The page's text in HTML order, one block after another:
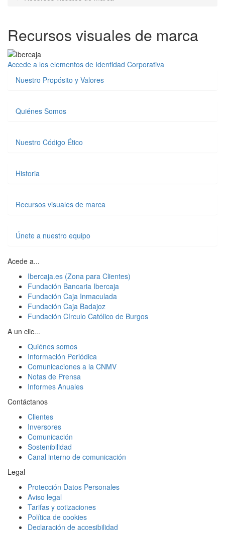
Recursos visuales de marca
Accede a los elementos de Identidad Corporativa
Nuestro Propósito y Valores
Quiénes Somos
Nuestro Código Ético
Historia
Recursos visuales de marca
Únete a nuestro equipo
Acede a...
Ibercaja.es (Zona para Clientes)
Fundación Bancaria Ibercaja
Fundación Caja Inmaculada
Fundación Caja Badajoz
Fundación Círculo Católico de Burgos
A un clic...
Quiénes somos
Información Periódica
Comunicaciones a la CNMV
Notas de Prensa
Informes Anuales
Contáctanos
Clientes
Inversores
Comunicación
Sostenibilidad
Canal interno de comunicación
Legal
Protección Datos Personales
Aviso legal
Tarifas y cotizaciones
Política de cookies
Declaración de accesibilidad